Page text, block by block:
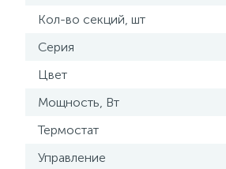
Кол-во секций, шт
Серия
Цвет
Мощность, Вт
Термостат
Управление